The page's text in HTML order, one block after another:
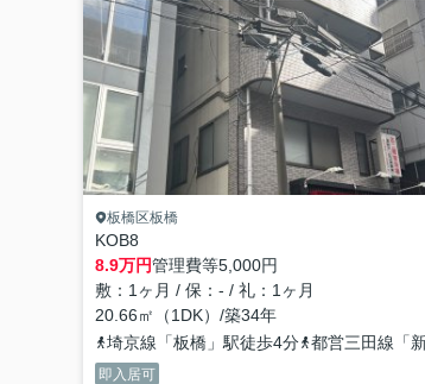
板橋区板橋
KOB8
8.9万円管理費等5,000円
敷：1ヶ月 / 保：- / 礼：1ヶ月
20.66㎡（1DK）/築34年
埼京線「板橋」駅徒歩4分
都営三田線「新板橋」駅徒
即入居可